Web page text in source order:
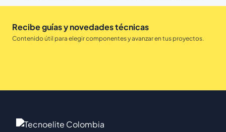
Recibe guías y novedades técnicas
Contenido útil para elegir componentes y avanzar en tus proyectos.